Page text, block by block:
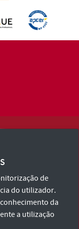
Policy
de
do utilizador.
da
a utilização